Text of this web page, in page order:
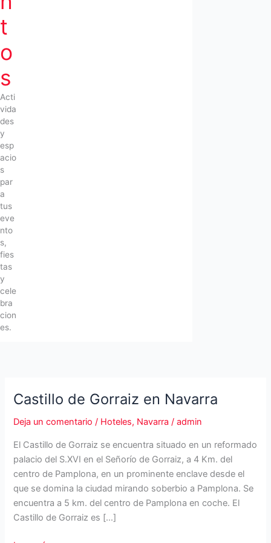
t
o
s
Acti
vida
des
y
esp
acio
s
par
a
tus
eve
nto
s,
fies
tas
y
cele
bra
cion
es.
Castillo de Gorraiz en Navarra
Deja un comentario / Hoteles, Navarra /admin
El Castillo de Gorraiz se encuentra situado en un reformado
palacio del S.XVI en el Señorío de Gorraiz, a 4 Km. del
centro de Pamplona, en un prominente enclave desde el
que se domina la ciudad mirando soberbio a Pamplona. Se
encuentra a 5 km. del centro de Pamplona en coche. El
Castillo de Gorraiz es […]